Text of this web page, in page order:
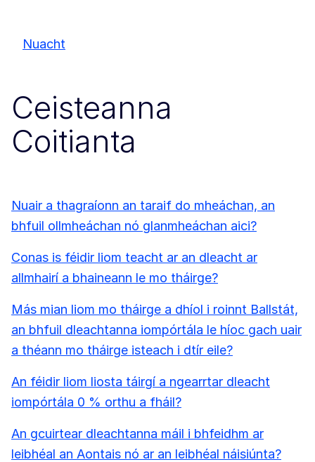
Nuacht
Ceisteanna
Coitianta
Nuair a thagraíonn an taraif do mheáchan, an
bhfuil ollmheáchan nó glanmheáchan aici?
Conas is féidir liom teacht ar an dleacht ar
allmhairí a bhaineann le mo tháirge?
Más mian liom mo tháirge a dhíol i roinnt Ballstát,
an bhfuil dleachtanna iompórtála le híoc gach uair
a théann mo tháirge isteach i dtír eile?
An féidir liom liosta táirgí a ngearrtar dleacht
iompórtála 0 % orthu a fháil?
An gcuirtear dleachtanna máil i bhfeidhm ar
leibhéal an Aontais nó ar an leibhéal náisiúnta?